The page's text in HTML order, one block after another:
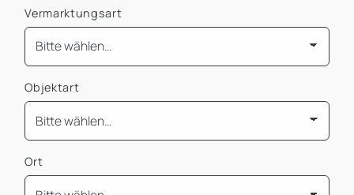
Vermarktungsart
Objektart
Ort